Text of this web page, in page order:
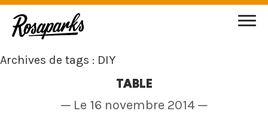
Archives de tags : DIY
TABLE
─ Le 16 novembre 2014 ─